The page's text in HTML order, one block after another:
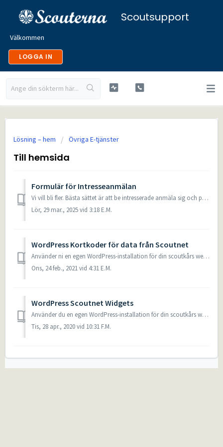
Scoutsupport
Välkommen
LOGGA IN
Lösning – hem Övriga E-tjänster
Till hemsida
Formulär för Intresseanmälan
Vi vill bli fler. Bästa sättet är att be intresserade anmäla sig och placera dem i kö i Scoutnet för att invänta antingen att de får rätt ålder eller att d...
Lör, 29 mar., 2025 vid 3:18 E.M.
WordPress Kortkoder för data från Scoutnet
Använder ni en egen WordPress-installation för din scoutkårs webbsida? Vill du ha aktuella kontaktuppgifter på hemsidan? Använd våra plugins och visa data d...
Ons, 24 feb., 2021 vid 4:31 E.M.
WordPress Scoutnet Widgets
Använder du en egen WordPress-installation för din scoutkårs webbsida? Vill du ha aktuella kontaktuppgifter på hemsidan? Använd våra plugins och visa da...
Tis, 28 apr., 2020 vid 10:31 F.M.